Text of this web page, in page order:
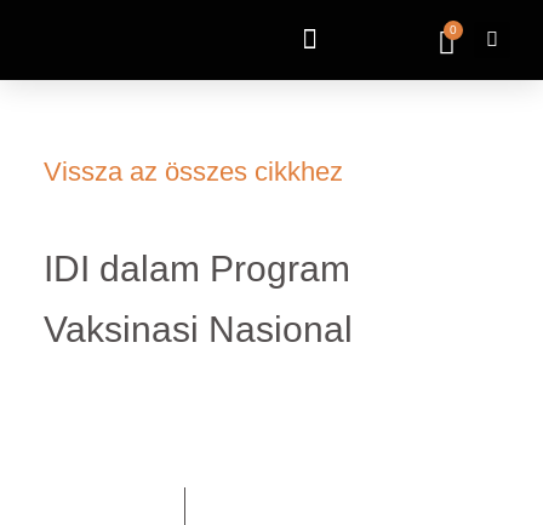
0
Vissza az összes cikkhez
IDI dalam Program
Vaksinasi Nasional